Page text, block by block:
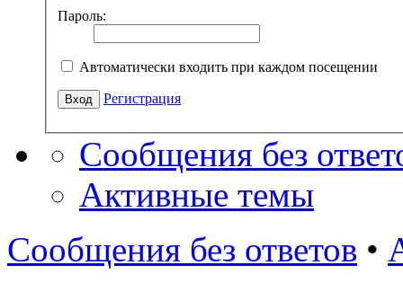
Пароль:
Автоматически входить при каждом посещении
Регистрация
Сообщения без
Активные темы
Сообщения без ответов •